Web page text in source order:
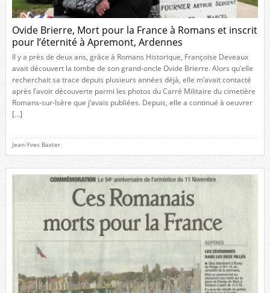
Ovide Brierre, Mort pour la France à Romans et inscrit
pour l’éternité à Apremont, Ardennes
Il y a près de deux ans, grâce à Romans Historique, Françoise Deveaux
avait découvert la tombe de son grand-oncle Ovide Brierre. Alors qu’elle
recherchait sa trace depuis plusieurs années déjà, elle m’avait contacté
après l’avoir découverte parmi les photos du Carré Militaire du cimetière
Romans-sur-Isère que j’avais publiées. Depuis, elle a continué à oeuvrer
[…]
Jean-Yves Baxter